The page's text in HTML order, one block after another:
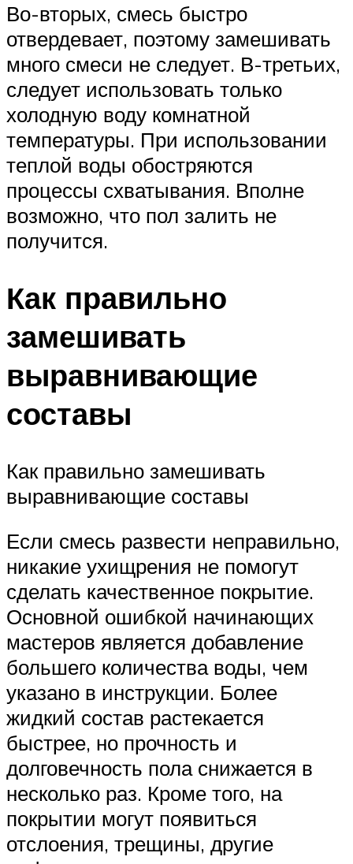
Во-вторых, смесь быстро
отвердевает, поэтому замешивать
много смеси не следует. В-третьих,
следует использовать только
холодную воду комнатной
температуры. При использовании
теплой воды обостряются
процессы схватывания. Вполне
возможно, что пол залить не
получится.
Как правильно
замешивать
выравнивающие
составы
Как правильно замешивать
выравнивающие составы
Если смесь развести неправильно,
никакие ухищрения не помогут
сделать качественное покрытие.
Основной ошибкой начинающих
мастеров является добавление
большего количества воды, чем
указано в инструкции. Более
жидкий состав растекается
быстрее, но прочность и
долговечность пола снижается в
несколько раз. Кроме того, на
покрытии могут появиться
отслоения, трещины, другие